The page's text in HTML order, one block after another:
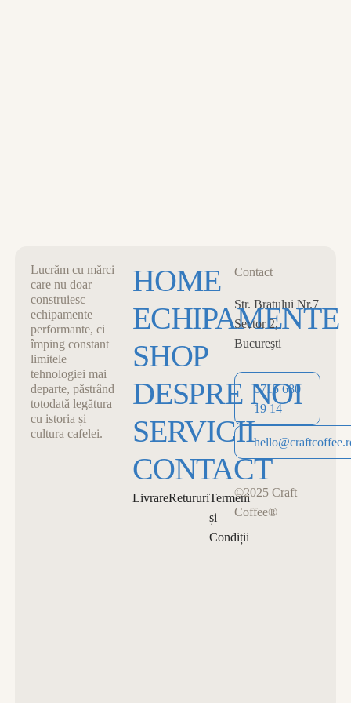
Lucrăm cu mărci
care nu doar
construiesc
echipamente
performante, ci
împing constant
limitele
tehnologiei mai
departe, păstrând
totodată legătura
cu istoria și
cultura cafelei.
HOME
ECHIPAMENTE
SHOP
DESPRE NOI
SERVICII
CONTACT
LivrareRetururiTermeni
și
Condiții
Contact
Str. Bratului Nr.7
Sector 2,
Bucureşti
0715 680
19 14
©2025 Craft
Coffee®